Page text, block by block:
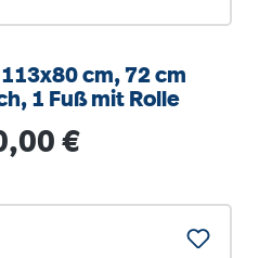
cm, 72 cm
1 Fuß mit Rolle
Preis:
€